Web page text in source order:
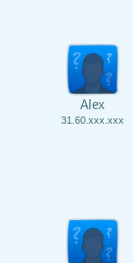
Alex
31.60.xxx.xxx